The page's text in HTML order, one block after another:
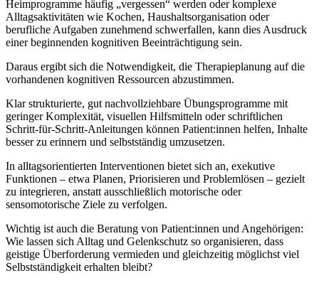
Heimprogramme häufig „vergessen“ werden oder komplexe
Alltagsaktivitäten wie Kochen, Haushaltsorganisation oder
berufliche Aufgaben zunehmend schwerfallen, kann dies Ausdruck
einer beginnenden kognitiven Beeinträchtigung sein.
Daraus ergibt sich die Notwendigkeit, die Therapieplanung auf die
vorhandenen kognitiven Ressourcen abzustimmen.
Klar strukturierte, gut nachvollziehbare Übungsprogramme mit
geringer Komplexität, visuellen Hilfsmitteln oder schriftlichen
Schritt-für-Schritt-Anleitungen können Patient:innen helfen, Inhalte
besser zu erinnern und selbstständig umzusetzen.
In alltagsorientierten Interventionen bietet sich an, exekutive
Funktionen – etwa Planen, Priorisieren und Problemlösen – gezielt
zu integrieren, anstatt ausschließlich motorische oder
sensomotorische Ziele zu verfolgen.
Wichtig ist auch die Beratung von Patient:innen und Angehörigen:
Wie lassen sich Alltag und Gelenkschutz so organisieren, dass
geistige Überforderung vermieden und gleichzeitig möglichst viel
Selbstständigkeit erhalten bleibt?